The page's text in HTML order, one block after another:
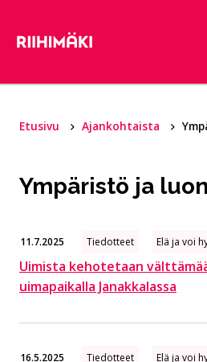
Etusivu Ajankohtaista
Ympäristö ja
11.7.2025 Tiedotteet Elä ja voi
Uimista kehotetaan
uimapaikalla Janakkalassa
16.5.2025 Tiedotteet Elä ja voi